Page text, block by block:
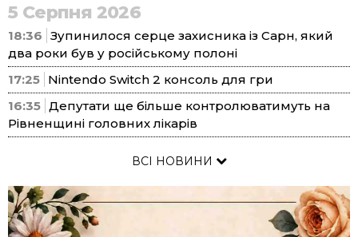
5 Серпня 2026
18:36 Зупинилося серце захисника із Сарн, який
два роки був у російському полоні
17:25 Nintendo Switch 2 консоль для гри
16:35 Депутати ще більше контролюватимуть на
Рівненщині головних лікарів
ВСІ НОВИНИ